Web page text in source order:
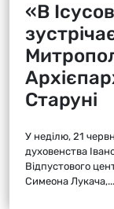
«В
Старуні
У неділю, 21
духовенства
Відпустового
Симеона Лукача,...